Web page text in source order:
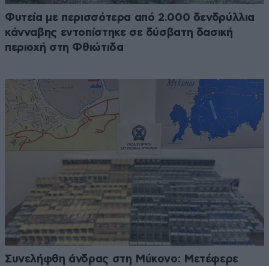
Φυτεία με περισσότερα από 2.000 δενδρύλλια
κάνναβης εντοπίστηκε σε δύσβατη δασική
περιοχή στη Φθιώτιδα
Συνελήφθη άνδρας στη Μύκονο: Μετέφερε